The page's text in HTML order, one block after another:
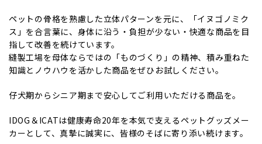
ペットの骨格を熟慮した立体パターンを元に、「イヌゴノミク
ス」を合言葉に、身体に沿う・負担が少ない・快適な商品を目
指して改善を続けています。
縫製工場を母体ならではの「ものづくり」の精神、積み重ねた
知識とノウハウを活かした商品をぜひお試しください。
仔犬期からシニア期まで安心してご利用いただける商品を。
IDOG＆ICATは健康寿命20年を本気で支えるペットグッズメー
カーとして、真摯に誠実に、皆様のそばに寄り添い続けます。